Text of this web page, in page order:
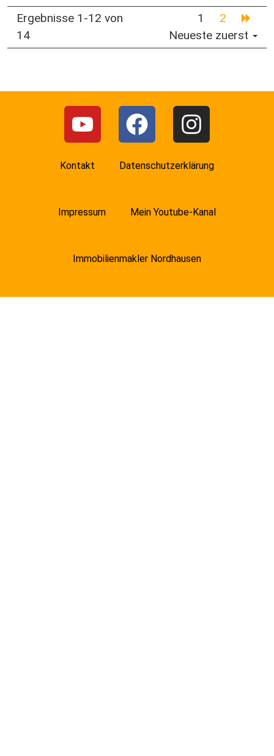
Ergebnisse 1-12 von
14
1
2
Neueste zuerst
Kontakt Datenschutzerklärung
Impressum Mein Youtube-Kanal
Immobilienmakler Nordhausen